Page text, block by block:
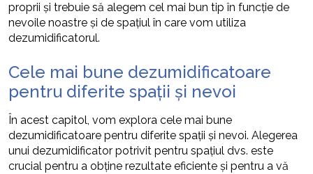
proprii și trebuie să alegem cel mai bun tip în funcție de
nevoile noastre și de spațiul în care vom utiliza
dezumidificatorul.
Cele mai bune dezumidificatoare
pentru diferite spații și nevoi
În acest capitol, vom explora cele mai bune
dezumidificatoare pentru diferite spații și nevoi. Alegerea
unui dezumidificator potrivit pentru spațiul dvs. este
crucial pentru a obține rezultate eficiente și pentru a vă